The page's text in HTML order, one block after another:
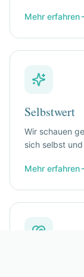
Mehr erfahren
Selbstwert
Wir schauen
sich selbst
Mehr erfahren